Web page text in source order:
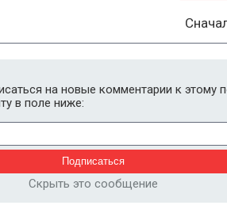
на новые комментарии к этому
в поле ниже:
Скрыть это сообщение